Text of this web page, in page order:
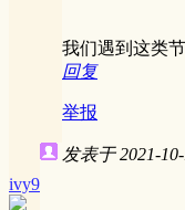
我们遇到这类
回复
举报
ivy9
发表于 2021-